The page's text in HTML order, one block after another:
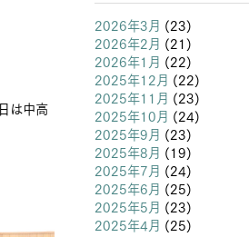
は中高
2026年3月 (23)
2026年2月 (21)
2026年1月 (22)
2025年12月 (22)
2025年11月 (23)
2025年10月 (24)
2025年9月 (23)
2025年8月 (19)
2025年7月 (24)
2025年6月 (25)
2025年5月 (23)
2025年4月 (25)